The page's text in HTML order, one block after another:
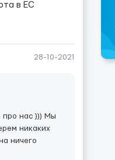
в ЕС
28-10-2021
про нас ))) Мы
никаких
ничего